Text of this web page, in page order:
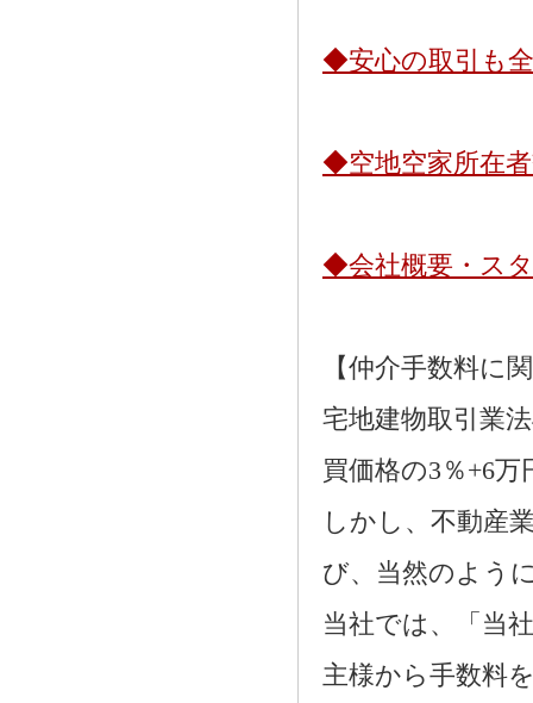
◆安心の取引も
◆空地空家所在
◆会社概要・ス
【仲介手数料に
宅地建物取引業
買価格の3％+6
しかし、不動産
び、当然のよう
当社では、「当
主様から手数料